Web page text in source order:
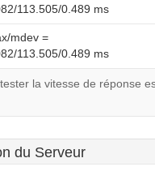
113.505/0.489 ms
mdev =
113.505/0.489 ms
la vitesse de réponse
du Serveur